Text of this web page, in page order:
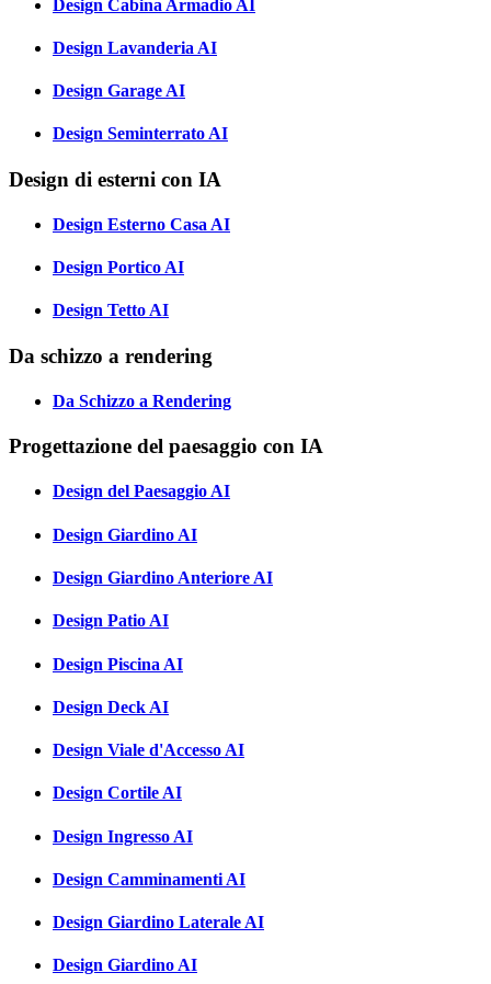
Design Cabina Armadio AI
Design Lavanderia AI
Design Garage AI
Design Seminterrato AI
Design di esterni con IA
Design Esterno Casa AI
Design Portico AI
Design Tetto AI
Da schizzo a rendering
Da Schizzo a Rendering
Progettazione del paesaggio con IA
Design del Paesaggio AI
Design Giardino AI
Design Giardino Anteriore AI
Design Patio AI
Design Piscina AI
Design Deck AI
Design Viale d'Accesso AI
Design Cortile AI
Design Ingresso AI
Design Camminamenti AI
Design Giardino Laterale AI
Design Giardino AI